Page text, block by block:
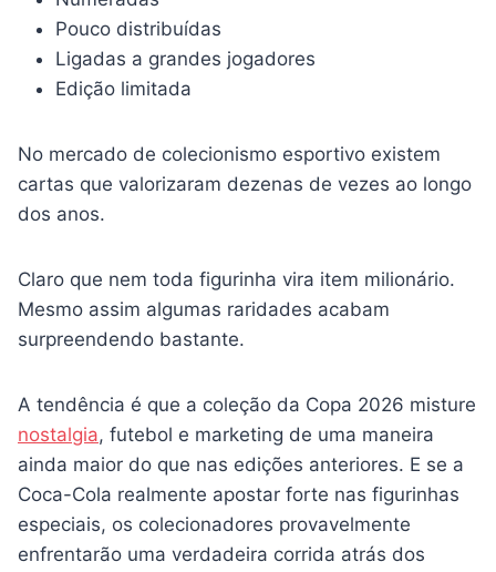
Pouco distribuídas
Ligadas a grandes jogadores
Edição limitada
No mercado de colecionismo esportivo existem
cartas que valorizaram dezenas de vezes ao longo
dos anos.
Claro que nem toda figurinha vira item milionário.
Mesmo assim algumas raridades acabam
surpreendendo bastante.
A tendência é que a coleção da Copa 2026 misture
nostalgia, futebol e marketing de uma maneira
ainda maior do que nas edições anteriores. E se a
Coca-Cola realmente apostar forte nas figurinhas
especiais, os colecionadores provavelmente
enfrentarão uma verdadeira corrida atrás dos